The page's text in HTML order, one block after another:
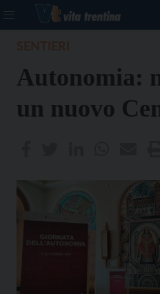
Autonomia:
un nuovo